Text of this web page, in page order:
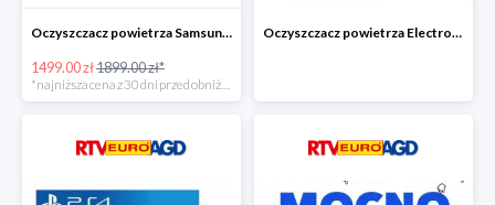
Oczyszczacz powietrza Samsung AX60R5080WD/EU -400zł!
1499.00 zł1899.00 zł*
*najniższa cena z 30 dni przed obniżką
Oczyszczacz powietrza Electrolux Pure A9 PA91-604GY -300zł